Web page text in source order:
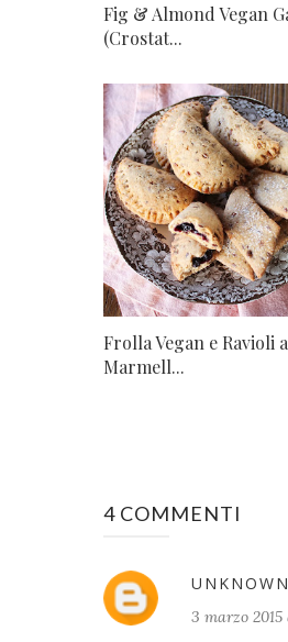
Fig & Almond Vegan
(Crostat...
Frolla Vegan e Ravioli
Marmell...
4 COMMENTI
UNKNOWN
3 marzo